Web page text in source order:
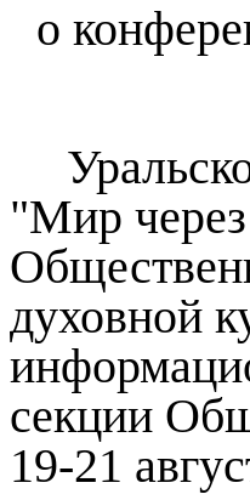
о
"Мир
духовной
секции
19-21